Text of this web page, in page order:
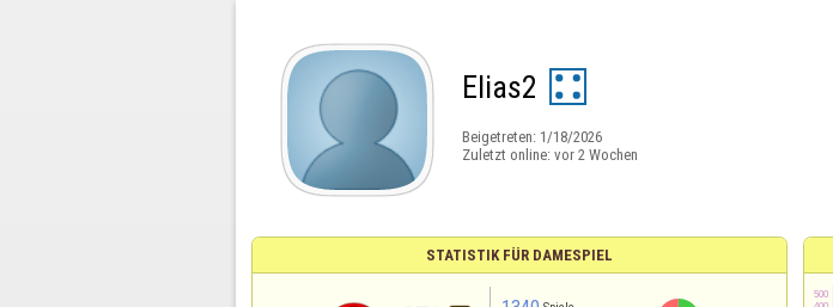
Elias2
Beigetreten: 1/18/2026
Zuletzt online: vor 2 Wochen
STATISTIK FÜR DAMESPIEL